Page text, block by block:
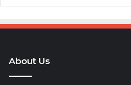
About Us